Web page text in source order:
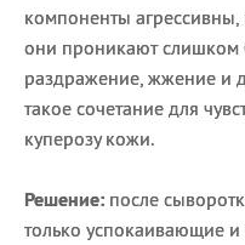
компоненты
они проникают слишком
раздражение, жжение и
такое сочетание для
куперозу кожи.
Решение: после
только успокаивающие